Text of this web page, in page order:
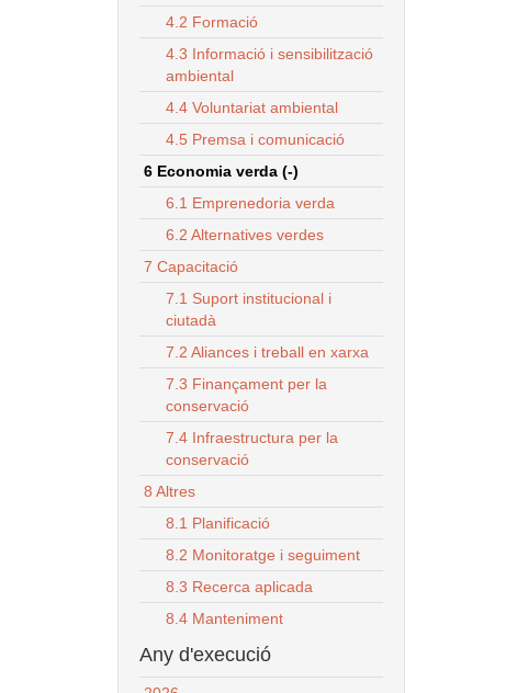
4.2 Formació
4.3 Informació i sensibilització
ambiental
4.4 Voluntariat ambiental
4.5 Premsa i comunicació
6 Economia verda (-)
6.1 Emprenedoria verda
6.2 Alternatives verdes
7 Capacitació
7.1 Suport institucional i
ciutadà
7.2 Aliances i treball en xarxa
7.3 Finançament per la
conservació
7.4 Infraestructura per la
conservació
8 Altres
8.1 Planificació
8.2 Monitoratge i seguiment
8.3 Recerca aplicada
8.4 Manteniment
Any d'execució